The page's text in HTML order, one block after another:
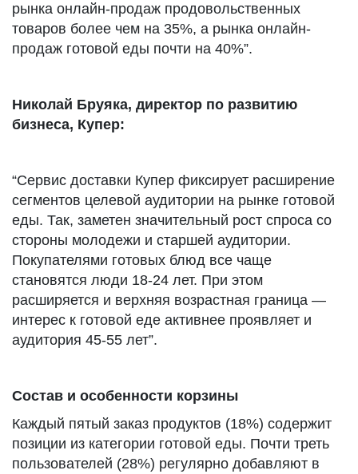
рынка онлайн-продаж продовольственных
товаров более чем на 35%, а рынка онлайн-
продаж готовой еды почти на 40%”.
Николай Бруяка, директор по развитию
бизнеса, Купер:
“Сервис доставки Купер фиксирует расширение
сегментов целевой аудитории на рынке готовой
еды. Так, заметен значительный рост спроса со
стороны молодежи и старшей аудитории.
Покупателями готовых блюд все чаще
становятся люди 18-24 лет. При этом
расширяется и верхняя возрастная граница —
интерес к готовой еде активнее проявляет и
аудитория 45-55 лет”.
Состав и особенности корзины
Каждый пятый заказ продуктов (18%) содержит
позиции из категории готовой еды. Почти треть
пользователей (28%) регулярно добавляют в